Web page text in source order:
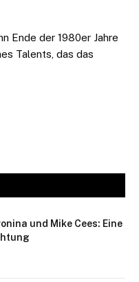
Ende der 1980er Jahre
Talents, das das
und Mike Cees: Eine